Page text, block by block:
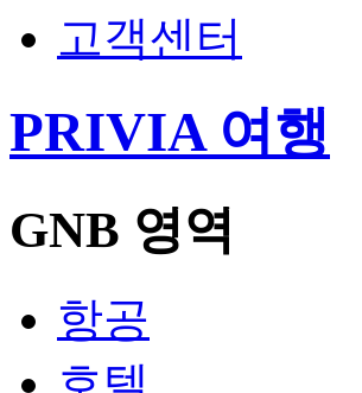
고객센터
PRIVIA 여행
GNB 영역
항공